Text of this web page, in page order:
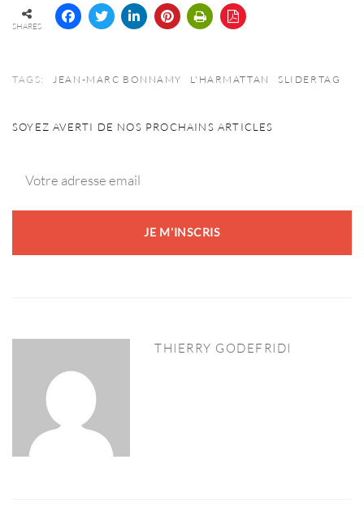
SHARES
TAGS: JEAN-MARC BONNAMY L'HARMATTAN SLIDERTAG
SOYEZ AVERTI DE NOS PROCHAINS ARTICLES
THIERRY GODEFRIDI